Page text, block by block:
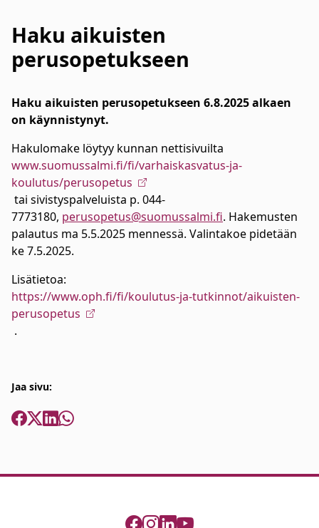
Haku aikuisten
perusopetukseen
Haku aikuisten perusopetukseen 6.8.2025 alkaen
on käynnistynyt.
Hakulomake löytyy kunnan nettisivuilta
www.suomussalmi.fi/fi/varhaiskasvatus-ja-
koulutus/perusopetus
tai sivistyspalveluista p. 044-
7773180, perusopetus@suomussalmi.fi. Hakemusten
palautus ma 5.5.2025 mennessä. Valintakoe pidetään
ke 7.5.2025.
Lisätietoa:
https://www.oph.fi/fi/koulutus-ja-tutkinnot/aikuisten-
perusopetus
.
Jaa sivu: